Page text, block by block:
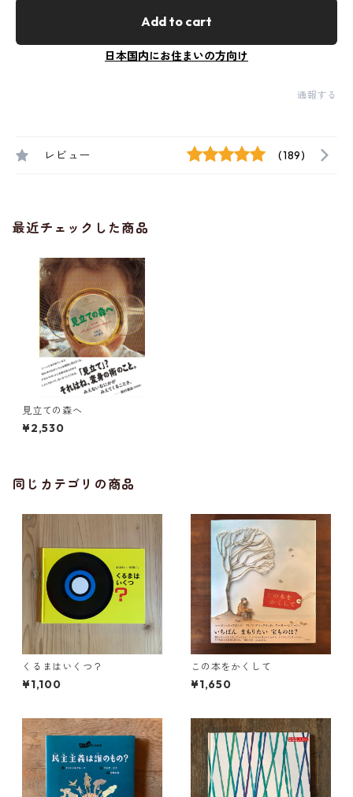
Add to cart
日本国内にお住まいの方向け
通報する
レビュー (189)
最近チェックした商品
見立ての森へ
¥2,530
同じカテゴリの商品
くるまはいくつ？
¥1,100
この本をかくして
¥1,650